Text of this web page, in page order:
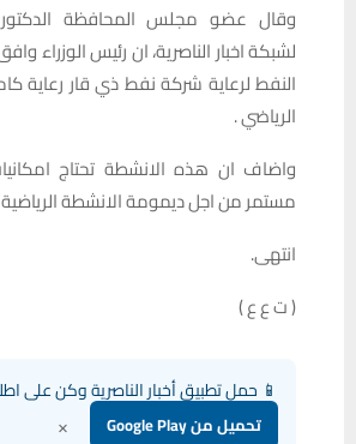
وقال عضو مجلس المحافظة
لشبكة اخبار الناصرية، ان رئيس الوزراء
النفط لرعاية شركة نفط ذي قار رعاية
الرياضي .
واضاف ان هذه الانشطة تحتاج
مستمر من اجل ديمومة الانشطة
انتهى.
( ت ع ع )
📱 حمل تطبيق أخبار الناصرية وكن على
تحميل من Google Play ×